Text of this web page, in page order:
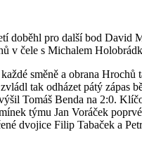
doběhl pro další bod David
v čele s Michalem
směně a obrana Hrochů
tak odházet pátý zápas
Tomáš Benda na 2:0.
týmu Jan Voráček
dvojice Filip Tabaček a